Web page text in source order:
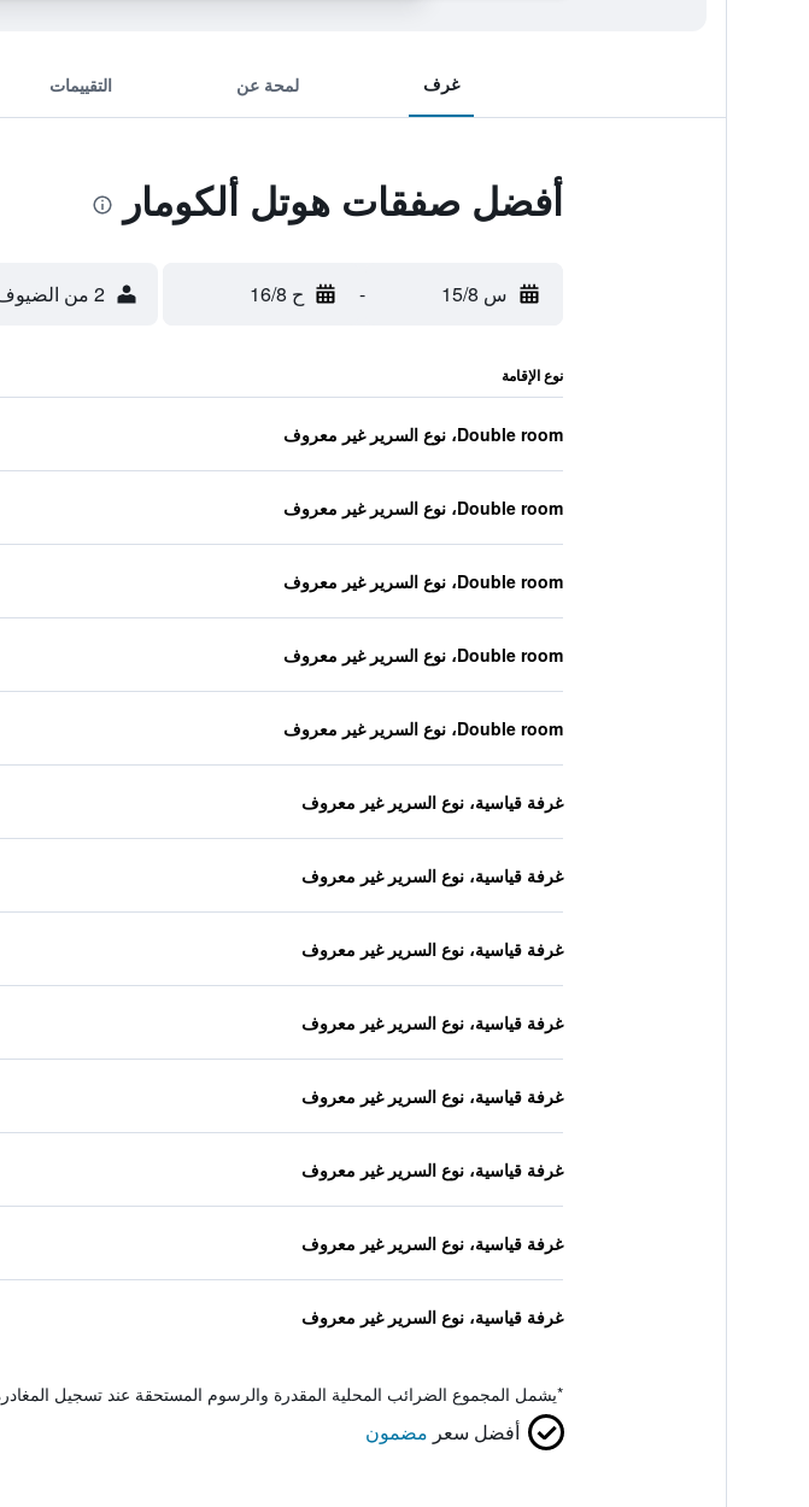
غرف لمحة عن التقييمات
أفضل صفقات هوتل ألكومار
س 15/8 - ح 16/8 2 من الضيوف، غرفة واحدة
نوع الإقامة
Double room، نوع السرير غير معروف
Double room، نوع السرير غير معروف
Double room، نوع السرير غير معروف
Double room، نوع السرير غير معروف
Double room، نوع السرير غير معروف
غرفة قياسية، نوع السرير غير معروف
غرفة قياسية، نوع السرير غير معروف
غرفة قياسية، نوع السرير غير معروف
غرفة قياسية، نوع السرير غير معروف
غرفة قياسية، نوع السرير غير معروف
غرفة قياسية، نوع السرير غير معروف
غرفة قياسية، نوع السرير غير معروف
غرفة قياسية، نوع السرير غير معروف
*يشمل المجموع الضرائب المحلية المقدرة والرسوم المستحقة عند تسجيل
أفضل سعر مضمون